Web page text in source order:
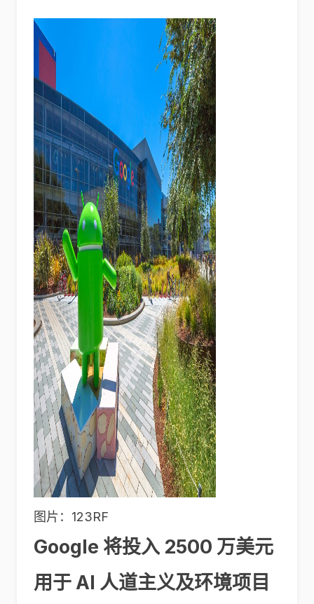
图片：123RF
Google 将投入 2500 万美元
用于 AI 人道主义及环境项目